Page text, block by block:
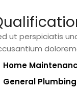
ut perspiciatis
Home
General Plumbing